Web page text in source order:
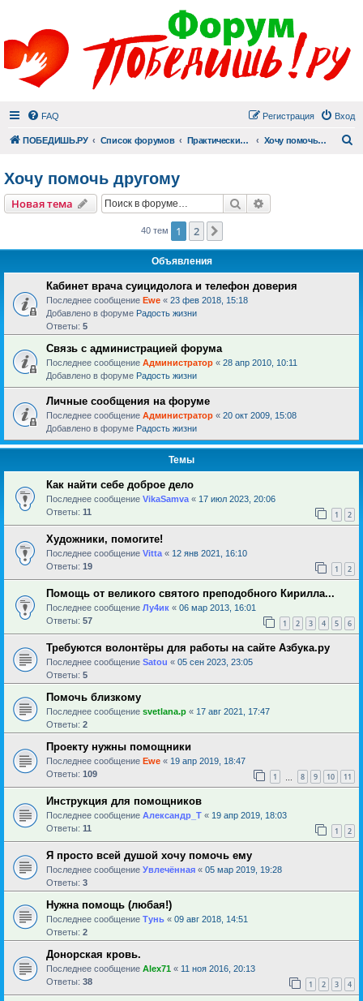
FAQ Вход
Регистрация
ПОБЕДИШЬ.РУ Список форумов Практический раздел Хочу помочь другому
Хочу помочь другому
Новая тема Поиск
40 тем 1 2
Объявления
Кабинет врача суицидолога и телефон доверия
Последнее сообщение Ewe « 23 фев 2018, 15:18
Добавлено в форуме Радость жизни
Ответы: 5
Связь с администрацией форума
Последнее сообщение Администратор « 28 апр 2010, 10:11
Добавлено в форуме Радость жизни
Личные сообщения на форуме
Последнее сообщение Администратор « 20 окт 2009, 15:08
Добавлено в форуме Радость жизни
Темы
Как найти себе доброе дело
Последнее сообщение VikaSamva « 17 июл 2023, 20:06
Ответы: 11 1 2
Художники, помогите!
Последнее сообщение Vitta « 12 янв 2021, 16:10
Ответы: 19 1 2
Помощь от великого святого преподобного Кирилла...
Последнее сообщение Лу4ик « 06 мар 2013, 16:01
Ответы: 57 1 2 3 4 5 6
Требуются волонтёры для работы на сайте Азбука.ру
Последнее сообщение Satou « 05 сен 2023, 23:05
Ответы: 5
Помочь близкому
Последнее сообщение svetlana.p « 17 авг 2021, 17:47
Ответы: 2
Проекту нужны помощники
Последнее сообщение Ewe « 19 апр 2019, 18:47
Ответы: 109 1 8 9 10 11
Инструкция для помощников
Последнее сообщение Александр_Т « 19 апр 2019, 18:03
Ответы: 11 1 2
Я просто всей душой хочу помочь ему
Последнее сообщение Увлечённая « 05 мар 2019, 19:28
Ответы: 3
Нужна помощь (любая!)
Последнее сообщение Тунь « 09 авг 2018, 14:51
Ответы: 2
Донорская кровь.
Последнее сообщение Alex71 « 11 ноя 2016, 20:13
Ответы: 38 1 2 3 4